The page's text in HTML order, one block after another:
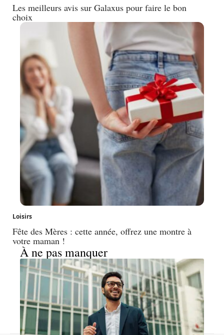
Les meilleurs avis sur Galaxus pour faire le bon
choix
Loisirs
Fête des Mères : cette année, offrez une montre à
votre maman !
À ne pas manquer